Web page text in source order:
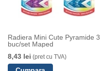
Radiera Mini Cute Pyramide 3
buc/set Maped
8,43 lei (pret cu TVA)